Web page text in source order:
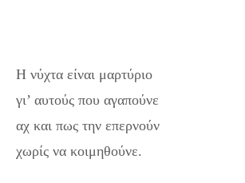
Η νύχτα είναι μαρτύριο
γι’ αυτούς που αγαπούνε
αχ και πως την επερνούν
χωρίς να κοιμηθούνε.